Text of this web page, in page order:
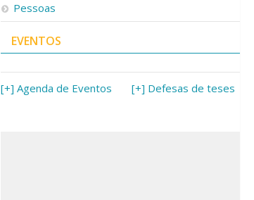
Pessoas
EVENTOS
[+] Agenda de Eventos [+] Defesas de teses